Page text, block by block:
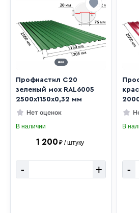
В наличии
Профнастил С20
зеленый мох RAL6005
2500х1150х0,32 мм
Нет оценок
1 200 ₽ / штуку
- +
В
-